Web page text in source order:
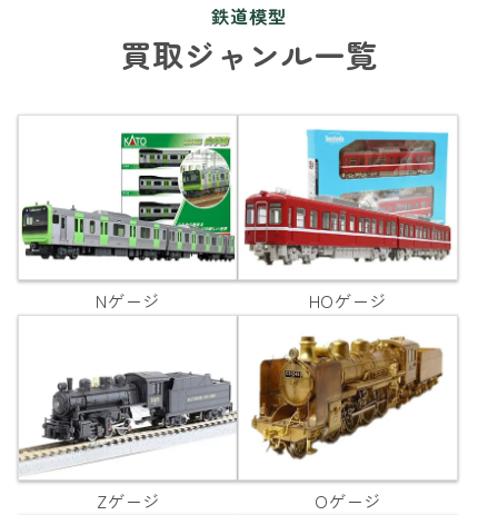
鉄道模型
買取ジャンル一覧
Nゲージ HOゲージ
Zゲージ Oゲージ